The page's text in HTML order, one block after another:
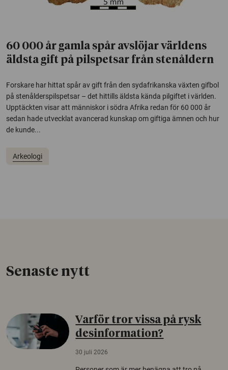
60 000 år gamla spår avslöjar världens
äldsta gift på pilspetsar från stenåldern
Forskare har hittat spår av gift från den sydafrikanska växten gifbol
på stenålderspilspetsar – det hittills äldsta kända pilgiftet i världen.
Upptäckten visar att människor i södra Afrika redan för 60 000 år
sedan hade utvecklat avancerad kunskap om giftiga ämnen och hur
de kunde...
Arkeologi
Senaste nytt
Varför tror vissa på rysk
desinformation?
30 juli 2026